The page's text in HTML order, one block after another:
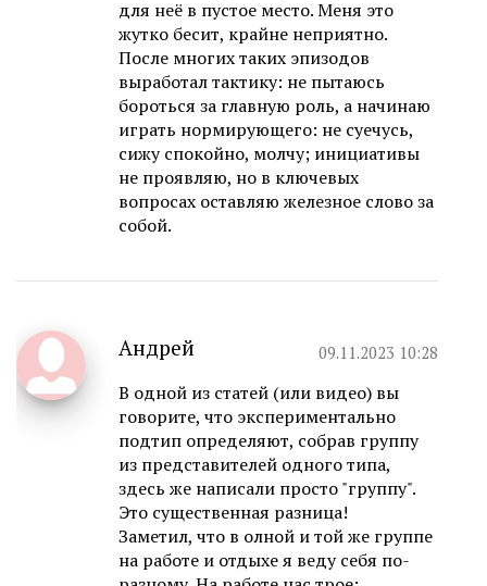
для неё в пустое место. Меня это
жутко бесит, крайне неприятно.
После многих таких эпизодов
выработал тактику: не пытаюсь
бороться за главную роль, а начинаю
играть нормирующего: не суечусь,
сижу спокойно, молчу; инициативы
не проявляю, но в ключевых
вопросах оставляю железное слово за
собой.
Андрей 09.11.2023 10:28
В одной из статей (или видео) вы
говорите, что экспериментально
подтип определяют, собрав группу
из представителей одного типа,
здесь же написали просто "группу".
Это существенная разница!
Заметил, что в олной и той же группе
на работе и отдыхе я веду себя по-